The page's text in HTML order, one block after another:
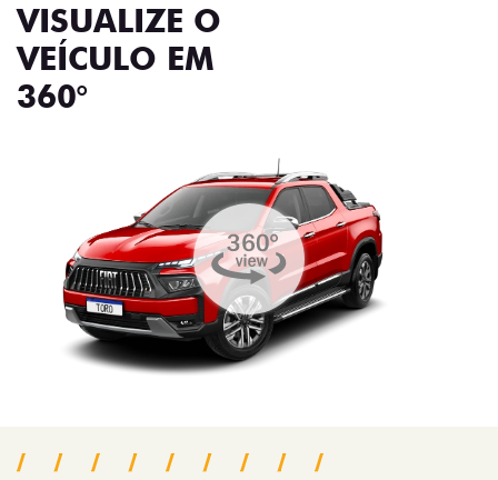
VISUALIZE O
VEÍCULO EM
360°